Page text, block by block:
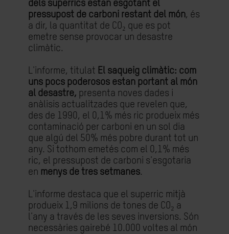
dels superrics estan esgotant el
pressupost de carboni restant del món, és
a dir, la quantitat de CO₂ que es pot
emetre sense provocar un desastre
climàtic.
L'informe, titulat El saqueig climàtic: com
uns pocs poderosos estan portant al món
al desastre, presenta noves dades i
anàlisis actualitzades que revelen que,
des de 1990, el 0,1% més ric produeix més
contaminació per carboni en un sol dia
que algú del 50% més pobre durant tot un
any. Si tothom emetés com el 0,1% més
ric, el pressupost de carboni s'esgotaria
en menys de tres setmanes.
L'informe destaca que el superric mitjà
produeix 1,9 milions de tones de CO₂ a
l'any a través de les seves inversions. Són
necessàries gairebé 10.000 voltes al món